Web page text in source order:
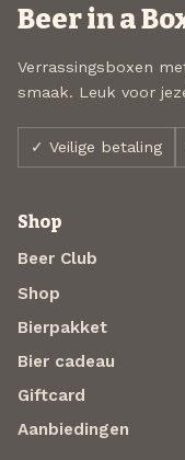
Beer in a
Verrassingsboxen
smaak. Leuk voor
✓ Veilige betaling
Shop
Beer Club
Shop
Bierpakket
Bier cadeau
Giftcard
Aanbiedingen